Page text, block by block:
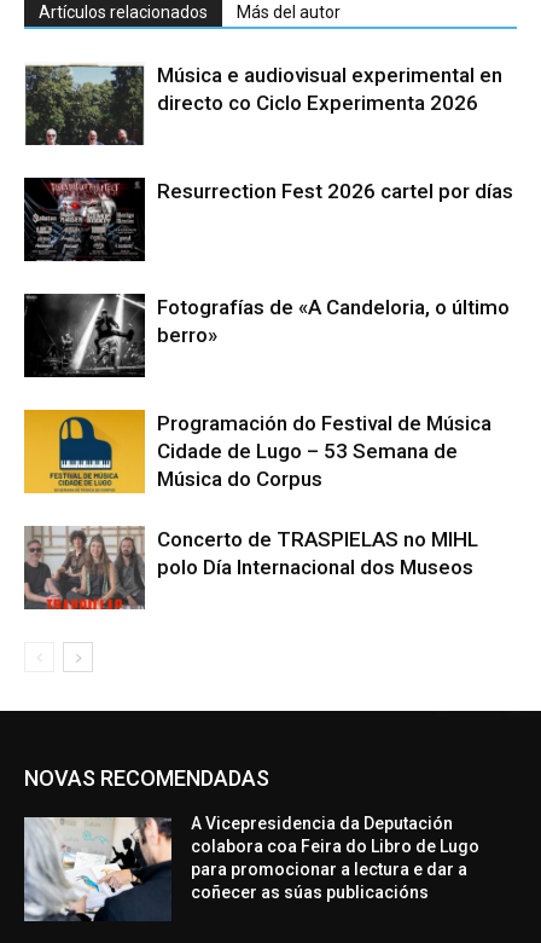
Artículos relacionados Más del autor
Música e audiovisual experimental en
directo co Ciclo Experimenta 2026
Resurrection Fest 2026 cartel por días
Fotografías de «A Candeloria, o último
berro»
Programación do Festival de Música
Cidade de Lugo – 53 Semana de
Música do Corpus
Concerto de TRASPIELAS no MIHL
polo Día Internacional dos Museos
NOVAS RECOMENDADAS
A Vicepresidencia da Deputación
colabora coa Feira do Libro de Lugo
para promocionar a lectura e dar a
coñecer as súas publicacións